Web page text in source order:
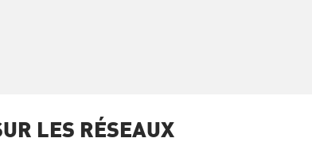
LES RÉSEAUX